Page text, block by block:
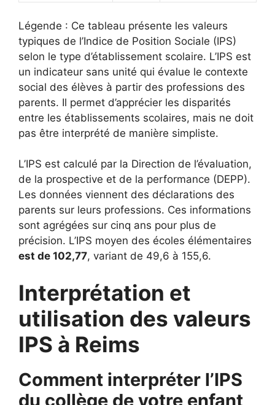
Légende : Ce tableau présente les valeurs
typiques de l’Indice de Position Sociale (IPS)
selon le type d’établissement scolaire. L’IPS est
un indicateur sans unité qui évalue le contexte
social des élèves à partir des professions des
parents. Il permet d’apprécier les disparités
entre les établissements scolaires, mais ne doit
pas être interprété de manière simpliste.
L’IPS est calculé par la Direction de l’évaluation,
de la prospective et de la performance (DEPP).
Les données viennent des déclarations des
parents sur leurs professions. Ces informations
sont agrégées sur cinq ans pour plus de
précision. L’IPS moyen des écoles élémentaires
est de 102,77, variant de 49,6 à 155,6.
Interprétation et
utilisation des valeurs
IPS à Reims
Comment interpréter l’IPS
du collège de votre enfant